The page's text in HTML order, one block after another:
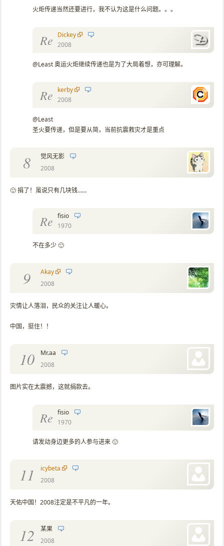
火炬传递当然还要进行，我不认为这是什么问题。。。
Re
Dickey
2008
@Least 奥运火炬继续传递也是为了大局着想，亦可理解。
Re
kerby
2008
@Least
圣火要传递，但是要从简，当前抗震救灾才是重点
8
觉风无影
2008
🙁 捐了！虽说只有几块钱……
Re fisio
1970
不在多少 🙂
9
Akay
2008
灾情让人落泪，民众的关注让人暖心。
中国，挺住！！
10
Mr.aa
2008
图片实在太震撼，这就捐款去。
Re fisio
1970
请发动身边更多的人参与进来 🙂
11
icybeta
2008
天佑中国！2008注定是不平凡的一年。
12
某果
2008